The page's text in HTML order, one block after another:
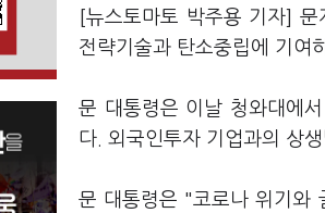
[뉴스토마토 박주용 기자]
전략기술과 탄소중립에 기여
문 대통령은 이날 청와대에
다. 외국인투자 기업과의 상
문 대통령은 "코로나 위기와